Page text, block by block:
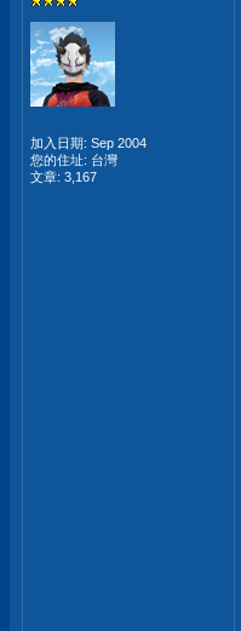
加入日期: Sep 2004
您的住址: 台灣
文章: 3,167